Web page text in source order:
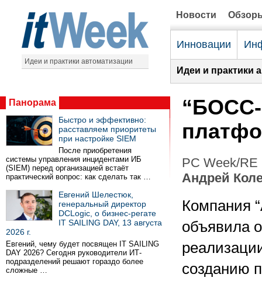
Идеи и практики автоматизации
Новости
Инновации
Идеи и практики
Панорама
Быстро и эффективно:
расставляем приоритеты
при настройке SIEM
После приобретения
системы управления инцидентами ИБ
(SIEM) перед организацией встаёт
практический вопрос: как сделать так …
Евгений Шелестюк,
генеральный директор
DCLogic, о бизнес-регате
IT SAILING DAY, 13 августа
2026 г.
Евгений, чему будет посвящен IT SAILING
DAY 2026? Сегодня руководители ИТ-
подразделений решают гораздо более
сложные …
PC Week/
Андрей
Компания
объявила
созданию